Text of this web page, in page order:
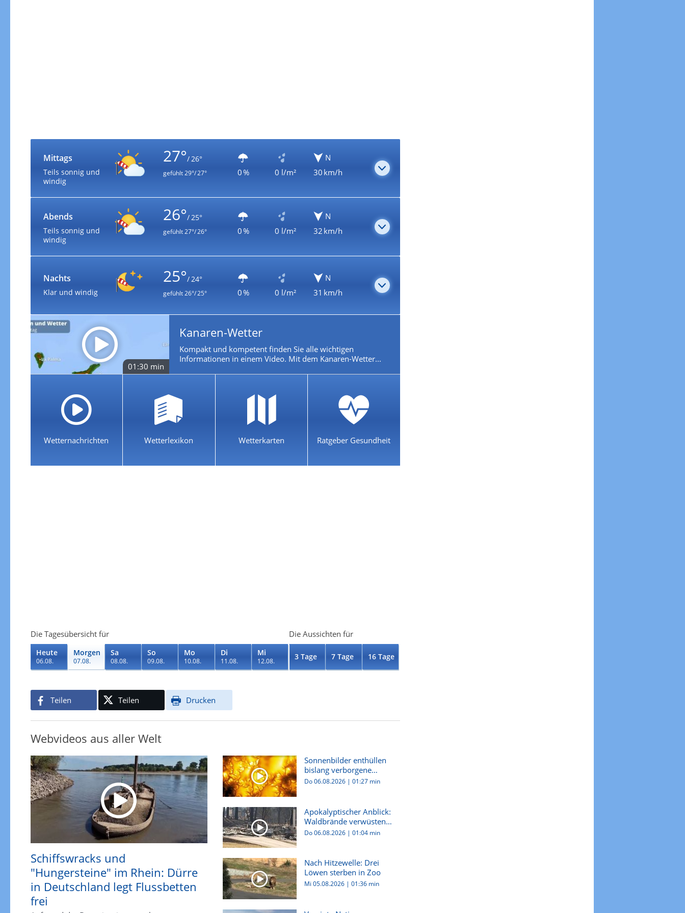
Mittags
Teils sonnig und
windig
27°/ 26°
gefühlt29°/ 27° 0 % 0 l/m²
N
30 km/h
Abends
Teils sonnig und
windig
26°/ 25°
gefühlt27°/ 26° 0 % 0 l/m²
N
32 km/h
Nachts
Klar und windig
25°/ 24°
gefühlt26°/ 25° 0 % 0 l/m²
N
31 km/h
01:30 min
Kanaren-Wetter
Kompakt und kompetent finden Sie alle wichtigen
Informationen in einem Video. Mit dem Kanaren-Wetter...
Wetternachrichten Wetterlexikon Wetterkarten Ratgeber Gesundheit
Die Tagesübersicht für
Heute
06.08.
Morgen
07.08.
Sa
08.08.
So
09.08.
Mo
10.08.
Di
11.08.
Mi
12.08.
Die Aussichten für
3 Tage 7 Tage 16 Tage
Teilen Teilen Drucken
Webvideos aus aller Welt
Schiffswracks und
"Hungersteine" im Rhein: Dürre
in Deutschland legt Flussbetten
frei
Sonnenbilder enthüllen
bislang verborgene
Plasma-W...
Do 06.08.2026 |01:27 min
Apokalyptischer Anblick:
Waldbrände verwüsten
Wash...
Do 06.08.2026 |01:04 min
Nach Hitzewelle: Drei
Löwen sterben in Zoo
Mi 05.08.2026 |01:36 min